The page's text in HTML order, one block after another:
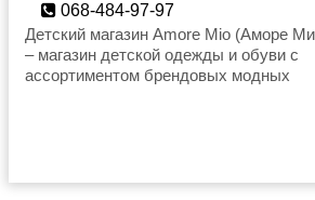
068-484-97-97
amoremiomelit@gmail.com
Детский магазин Amore Mio (Аморе
– магазин детской одежды и обуви с
ассортиментом брендовых модных